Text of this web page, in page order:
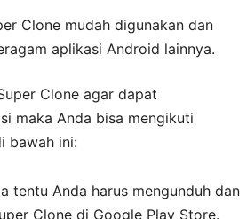
Clone mudah digunakan dan
aplikasi Android lainnya.
Clone agar dapat
maka Anda bisa mengikuti
bawah ini:
tentu Anda harus mengunduh dan
Clone di Google Play Store.